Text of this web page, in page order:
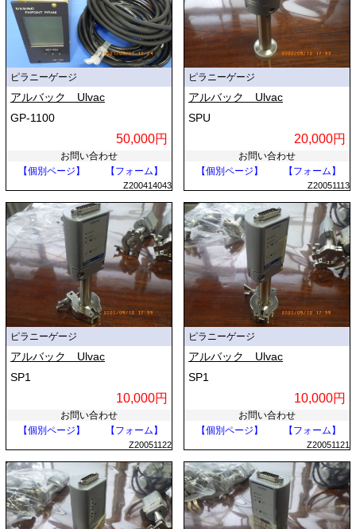
ピラニーゲージ
アルバック Ulvac
GP-1100
50,000円
お問い合わせ
【個別ページ】
【フォーム】
Z200414043
ピラニーゲージ
アルバック Ulvac
SPU
20,000円
お問い合わせ
【個別ページ】
【フォーム】
Z20051113
ピラニーゲージ
アルバック Ulvac
SP1
10,000円
お問い合わせ
【個別ページ】
【フォーム】
Z20051122
ピラニーゲージ
アルバック Ulvac
SP1
10,000円
お問い合わせ
【個別ページ】
【フォーム】
Z20051121